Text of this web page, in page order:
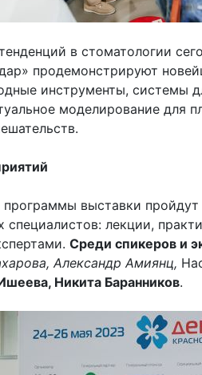
в стоматологии
продемонстрируют
инструменты, системы
моделирование для
выставки пройдут
специалистов: лекции,
Среди спикеров и
Александр Амиянц,
Никита Баранников.